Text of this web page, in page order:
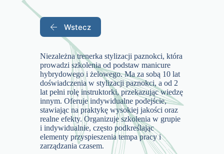
Wstecz
Niezależna trenerka stylizacji paznokci, która
prowadzi szkolenia od podstaw manicure
hybrydowego i żelowego. Ma za sobą 10 lat
doświadczenia w stylizacji paznokci, a od 2
lat pełni rolę instruktorki, przekazując wiedzę
innym. Oferuje indywidualne podejście,
stawiając na praktykę wysokiej jakości oraz
realne efekty. Organizuje szkolenia w grupie
i indywidualnie, często podkreślając
elementy przyspieszenia tempa pracy i
zarządzania czasem.